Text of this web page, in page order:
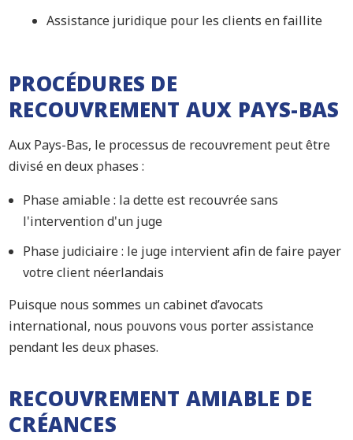
Assistance juridique pour les clients en faillite
PROCÉDURES DE
RECOUVREMENT AUX PAYS-BAS
Aux Pays-Bas, le processus de recouvrement peut être
divisé en deux phases :
Phase amiable : la dette est recouvrée sans
l'intervention d'un juge
Phase judiciaire : le juge intervient afin de faire payer
votre client néerlandais
Puisque nous sommes un cabinet d’avocats
international, nous pouvons vous porter assistance
pendant les deux phases.
RECOUVREMENT AMIABLE DE
CRÉANCES